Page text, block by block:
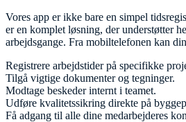
Vores app er ikke bare en simpel
er en komplet løsning, der understøtter
arbejdsgange. Fra mobiltelefonen kan
Registrere arbejdstider på specifikke
Tilgå vigtige dokumenter og tegninger.
Modtage beskeder internt i teamet.
Udføre kvalitetssikring direkte på
Få adgang til alle dine medarbejderes